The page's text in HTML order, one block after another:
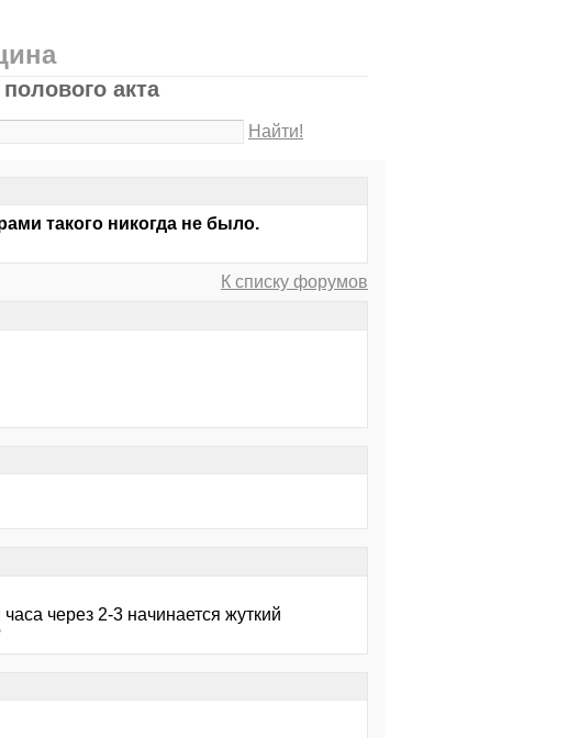
акта
Найти!
такого никогда не было.
К списку форумов
через 2-3 начинается жуткий